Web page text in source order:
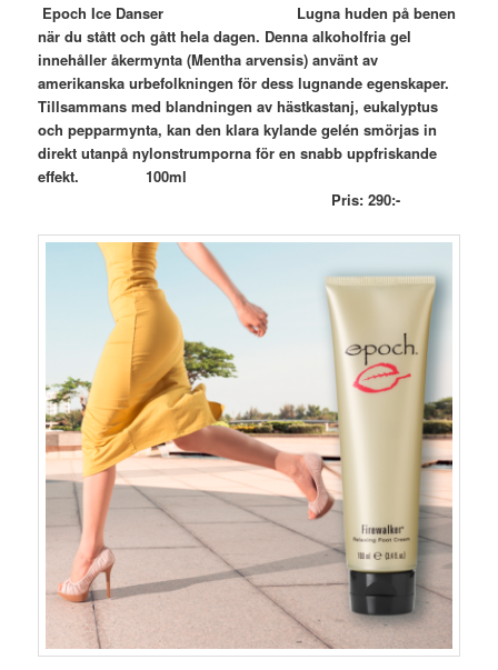
Epoch Ice Danser Lugna huden på benen
när du stått och gått hela dagen. Denna alkoholfria gel
innehåller åkermynta (Menthaarvensis) använt av
amerikanska urbefolkningen för dess lugnande egenskaper.
Tillsammans med blandningen av hästkastanj, eukalyptus
och pepparmynta, kan den klara kylande gelén smörjas in
direkt utanpå nylonstrumporna för en snabb uppfriskande
effekt. 100ml
Pris: 290:-